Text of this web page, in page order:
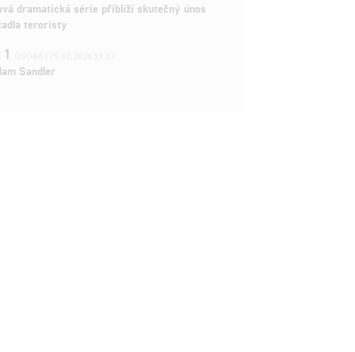
dramatická série přiblíží skutečný únos
teroristy
1
Sandler